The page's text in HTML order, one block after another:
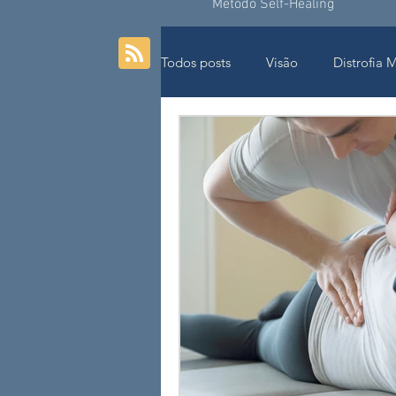
Método Self-Healing
Todos posts Visão Distrofia
Movimento